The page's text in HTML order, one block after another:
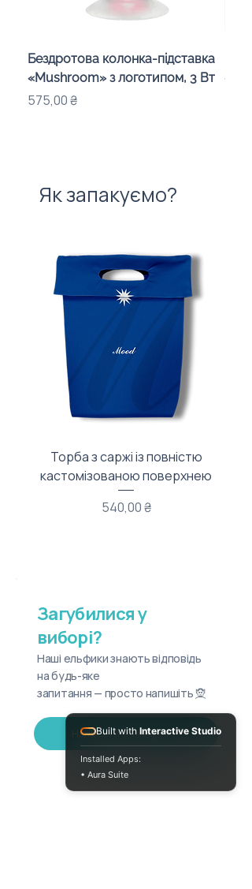
Бездротова колонка-підставка
«Mushroom» з логотипом, 3 Вт
Ціна
575,00 ₴
Як запакуємо?
Торба з саржі із повністю
кастомізованою поверхнею
Ціна
540,00 ₴
Загубилися у
виборі?
Наші ельфики знають відповідь
на будь-яке
запитання — просто напишіть 🧝
Написати в Telegram
Built with Interactive Studio
Installed Apps:
• Aura Suite